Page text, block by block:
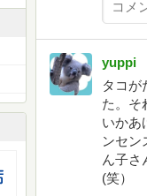
yuppi
タコが
た。そ
いかあ
ンセン
ん子さ
(笑）